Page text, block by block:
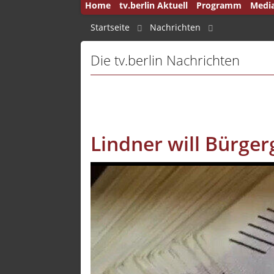
Home tv.berlin Aktuell Programm
Startseite
Nachrichten
Die tv.berlin Nachrichten
Lindner will